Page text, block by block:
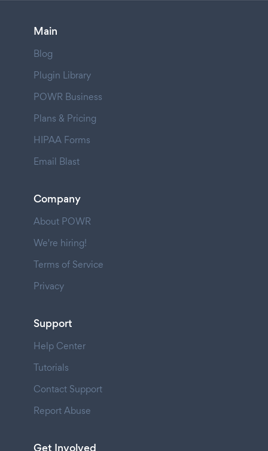
Main
Blog
Plugin Library
POWR Business
Plans & Pricing
HIPAA Forms
Email Blast
Company
About POWR
We're hiring!
Terms of Service
Privacy
Support
Help Center
Tutorials
Contact Support
Report Abuse
Get Involved